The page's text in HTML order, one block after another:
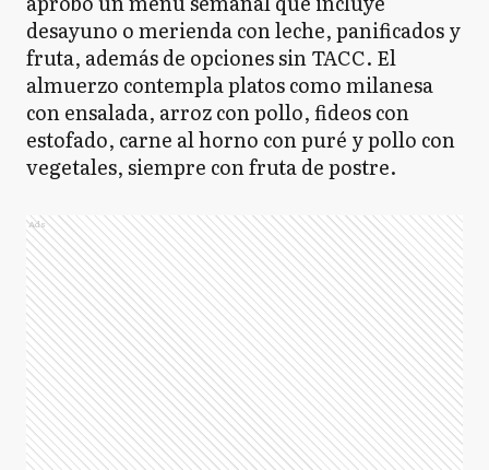
desayuno o merienda con leche, panificados y
fruta, además de opciones sin TACC. El
almuerzo contempla platos como milanesa
con ensalada, arroz con pollo, fideos con
estofado, carne al horno con puré y pollo con
vegetales, siempre con fruta de postre.
Ads